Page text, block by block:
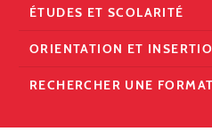
ÉTUDES ET SCOLARITÉ
ORIENTATION ET
RECHERCHER UNE